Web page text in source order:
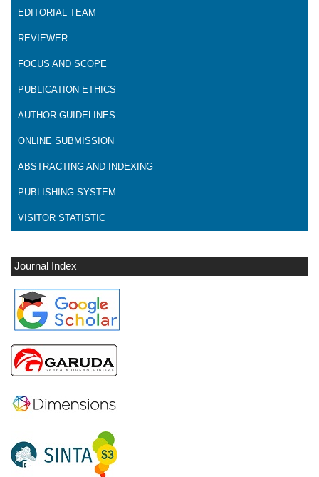
EDITORIAL TEAM
REVIEWER
FOCUS AND SCOPE
PUBLICATION ETHICS
AUTHOR GUIDELINES
ONLINE SUBMISSION
ABSTRACTING AND INDEXING
PUBLISHING SYSTEM
VISITOR STATISTIC
Journal Index